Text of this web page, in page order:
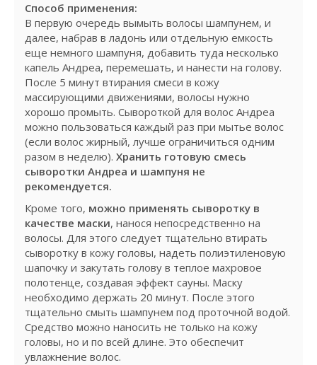
Способ применения:
В первую очередь вымыть волосы шампунем, и
далее, набрав в ладонь или отдельную емкость
еще немного шампуня, добавить туда несколько
капель Андреа, перемешать, и нанести на голову.
После 5 минут втирания смеси в кожу
массирующими движениями, волосы нужно
хорошо промыть. Сывороткой для волос Андреа
можно пользоваться каждый раз при мытье волос
(если волос жирный, лучше ограничиться одним
разом в неделю). Хранить готовую смесь
сыворотки Андреа и шампуня не
рекомендуется.
Кроме того, можно применять сыворотку в
качестве маски, нанося непосредственно на
волосы. Для этого следует тщательно втирать
сыворотку в кожу головы, надеть полиэтиленовую
шапочку и закутать голову в теплое махровое
полотенце, создавая эффект сауны. Маску
необходимо держать 20 минут. После этого
тщательно смыть шампунем под проточной водой.
Средство можно наносить не только на кожу
головы, но и по всей длине. Это обеспечит
увлажнение волос.